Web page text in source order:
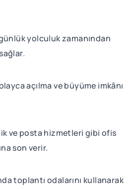
yolculuk zamanından
açılma ve büyüme imkânı
ve posta hizmetleri gibi ofis
son verir.
toplantı odalarını kullanarak